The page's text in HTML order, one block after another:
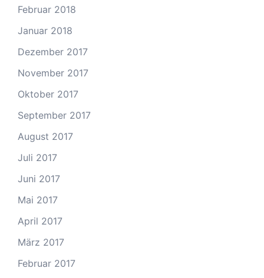
Februar 2018
Januar 2018
Dezember 2017
November 2017
Oktober 2017
September 2017
August 2017
Juli 2017
Juni 2017
Mai 2017
April 2017
März 2017
Februar 2017